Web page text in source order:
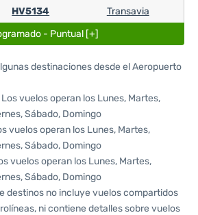
HV5134 Transavia
- Puntual [+]
destinaciones desde el Aeropuerto
vuelos operan los Lunes, Martes,
Sábado, Domingo
vuelos operan los Lunes, Martes,
Sábado, Domingo
vuelos operan los Lunes, Martes,
Sábado, Domingo
destinos no incluye vuelos compartidos
ni contiene detalles sobre vuelos